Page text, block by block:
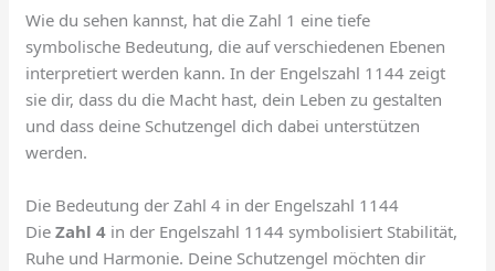
Wie du sehen kannst, hat die Zahl 1 eine tiefe
symbolische Bedeutung, die auf verschiedenen Ebenen
interpretiert werden kann. In der Engelszahl 1144 zeigt
sie dir, dass du die Macht hast, dein Leben zu gestalten
und dass deine Schutzengel dich dabei unterstützen
werden.
Die Bedeutung der Zahl 4 in der Engelszahl 1144
DieZahl 4 in der Engelszahl 1144 symbolisiert Stabilität,
Ruhe und Harmonie. Deine Schutzengel möchten dir